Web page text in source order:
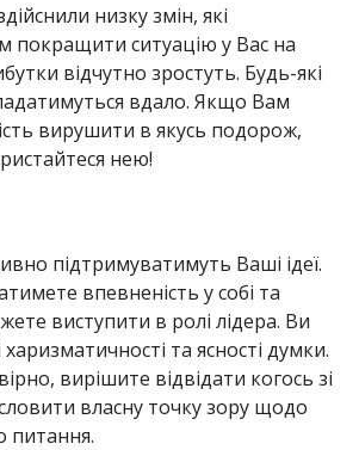
низку змін, які
покращити ситуацію у Вас на
відчутно зростуть. Будь-які
вдало. Якщо Вам
вирушити в якусь подорож,
нею!
підтримуватимуть Ваші ідеї.
впевненість у собі та
виступити в ролі лідера. Ви
та ясності думки.
вирішите відвідати когось зі
власну точку зору щодо
питання.